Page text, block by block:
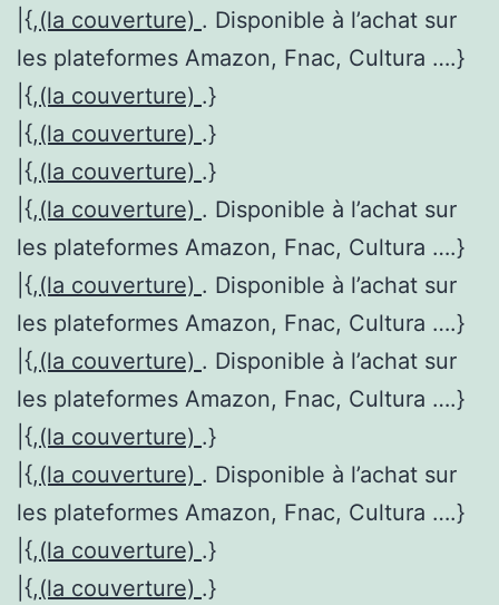
|{,(la couverture) . Disponible à l’achat sur
les plateformes Amazon, Fnac, Cultura ….}
|{,(la couverture) .}
|{,(la couverture) .}
|{,(la couverture) .}
|{,(la couverture) . Disponible à l’achat sur
les plateformes Amazon, Fnac, Cultura ….}
|{,(la couverture) . Disponible à l’achat sur
les plateformes Amazon, Fnac, Cultura ….}
|{,(la couverture) . Disponible à l’achat sur
les plateformes Amazon, Fnac, Cultura ….}
|{,(la couverture) .}
|{,(la couverture) . Disponible à l’achat sur
les plateformes Amazon, Fnac, Cultura ….}
|{,(la couverture) .}
|{,(la couverture) .}